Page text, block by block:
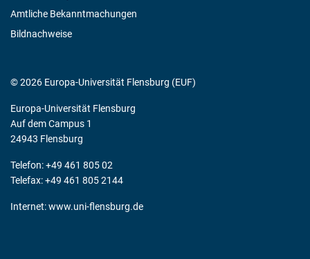
Amtliche Bekanntmachungen
Bildnachweise
© 2026 Europa-Universität Flensburg (EUF)
Europa-Universität Flensburg
Auf dem Campus 1
24943 Flensburg
Telefon: +49 461 805 02
Telefax: +49 461 805 2144
Internet:www.uni-flensburg.de